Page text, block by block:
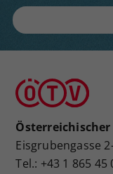
Eisgrubengasse
Tel.: +43 1 865 45